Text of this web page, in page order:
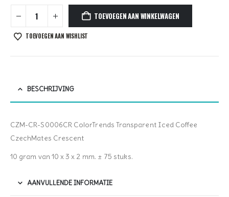
TOEVOEGEN AAN WINKELWAGEN
TOEVOEGEN AAN WISHLIST
BESCHRIJVING
CZM-CR-S0006CR ColorTrends Transparent Iced Coffee
CzechMates Crescent
10 gram van 10 x 3 x 2 mm. ± 75 stuks.
AANVULLENDE INFORMATIE